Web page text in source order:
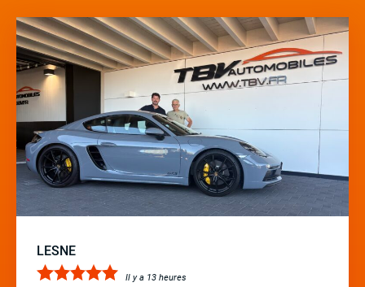
LESNE
Il y a 13 heures